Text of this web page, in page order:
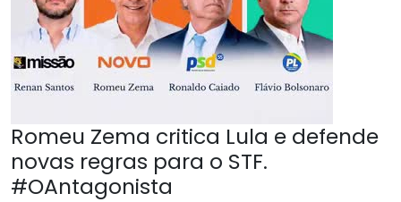
Romeu Zema critica Lula e defende
novas regras para o STF.
#OAntagonista